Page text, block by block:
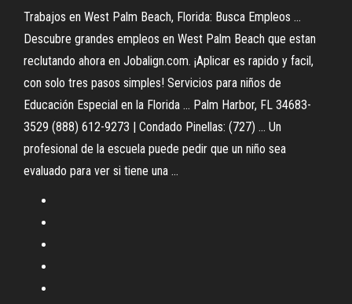
Trabajos en West Palm Beach, Florida: Busca Empleos ...
Descubre grandes empleos en West Palm Beach que estan
reclutando ahora en Jobalign.com. ¡Aplicar es rapido y facil,
con solo tres pasos simples! Servicios para niños de
Educación Especial en la Florida ... Palm Harbor, FL 34683-
3529 (888) 612-9273 | Condado Pinellas: (727) ... Un
profesional de la escuela puede pedir que un niño sea
evaluado para ver si tiene una ...